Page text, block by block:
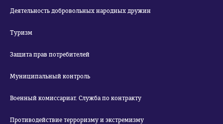
Деятельность добровольных народных дружин
Туризм
Защита прав потребителей
Муниципальный контроль
Военный комиссариат. Служба по контракту
Противодействие терроризму и экстремизму